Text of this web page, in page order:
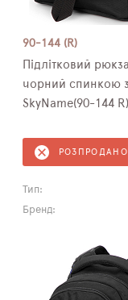
90-144 (R)
Підлітковий
чорний спинкою
SkyName(90-144 R)
РОЗПРОДАНО
Тип:
Бренд: